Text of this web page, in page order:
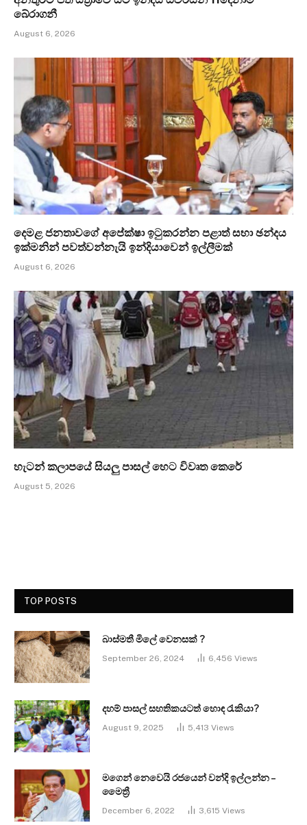
බේරාගනී
August 6, 2026
දෙමළ ජනතාවගේ අපේක්ෂා ඉටුකරන්න පළාත් සභා ඡන්දය
ඉක්මනින් පවත්වන්නැයි ඉන්දියාවෙන් ඉල්ලීමක්
August 6, 2026
හැටන් කලාපයේ සියලු පාසල් හෙට විවෘත කෙරේ
August 5, 2026
TOP POSTS
බාස්මතී මිලේ වෙනසක් ?
September 26, 2024 6,456 Views
දහම් පාසල් සහතිකයටත් හොඳ රැකියා?
August 9, 2025 5,413 Views
මගෙන් නෙවෙයි රජයෙන් වන්දි ඉල්ලන්න –
මෛත්‍රී
December 6, 2022 3,615 Views